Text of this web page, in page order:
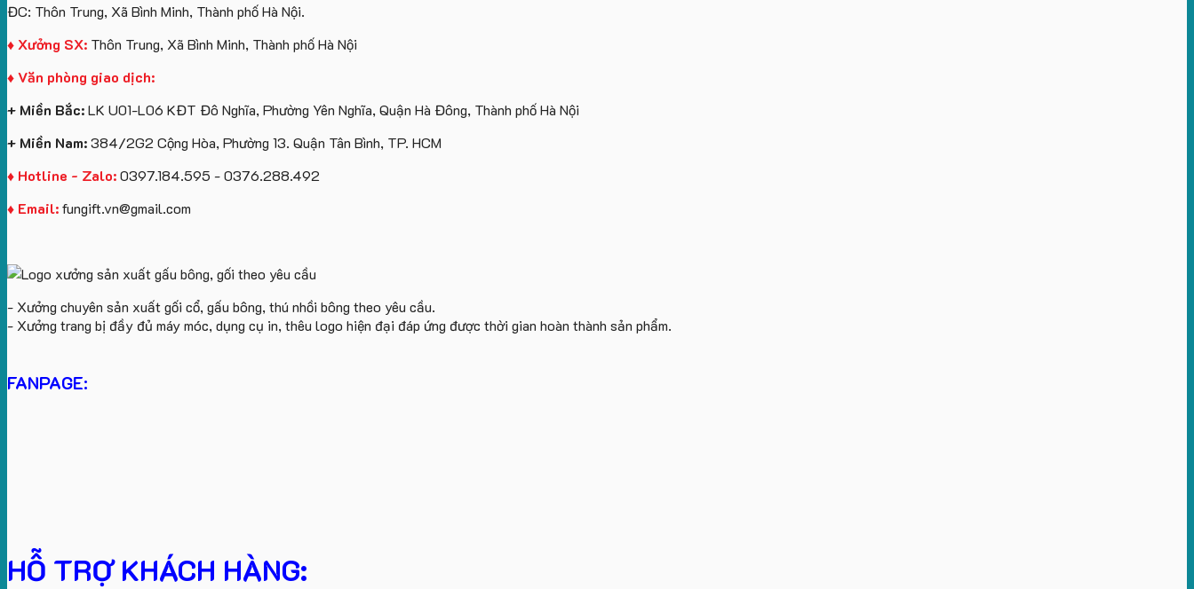
ĐC: Thôn Trung, Xã Bình Minh, Thành phố Hà Nội.
♦ Xưởng SX: Thôn Trung, Xã Bình Minh, Thành phố Hà Nội
♦ Văn phòng giao dịch:
+ Miền Bắc:LK U01-L06 KĐT Đô Nghĩa, Phường Yên Nghĩa, Quận Hà Đông, Thành phố Hà Nội
+ Miền Nam:384/2G2 Cộng Hòa, Phường 13. Quận Tân Bình, TP. HCM
♦ Hotline - Zalo:0397.184.595 - 0376.288.492
♦ Email:fungift.vn@gmail.com
- Xưởng chuyên sản xuất gối cổ, gấu bông, thú nhồi bông theo yêu cầu.
- Xưởng trang bị đầy đủ máy móc, dụng cụ in, thêu logo hiện đại đáp ứng được thời gian hoàn thành sản phẩm.
FANPAGE:
HỖ TRỢ KHÁCH HÀNG: